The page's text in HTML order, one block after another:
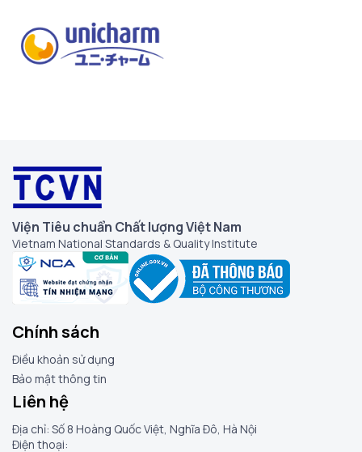
Viện Tiêu chuẩn Chất lượng Việt Nam
Vietnam National Standards & Quality Institute
Chính sách
Điều khoản sử dụng
Bảo mật thông tin
Liên hệ
Địa chỉ: Số 8 Hoàng Quốc Việt, Nghĩa Đô, Hà Nội
Điện thoại: